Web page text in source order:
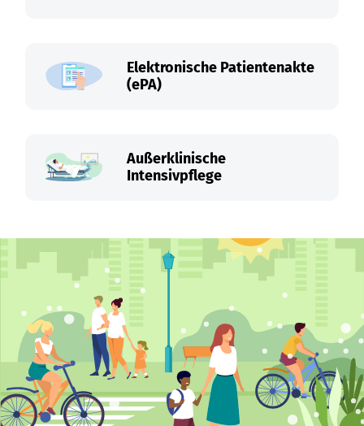
Elektronische Patientenakte
(ePA)
Außerklinische
Intensivpflege